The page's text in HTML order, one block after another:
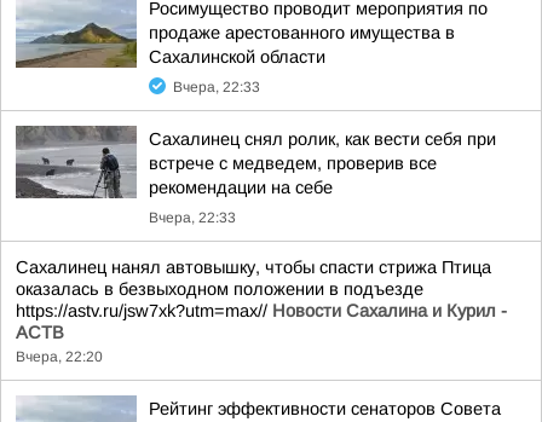
Росимущество проводит мероприятия по
продаже арестованного имущества в
Сахалинской области
Вчера, 22:33
Сахалинец снял ролик, как вести себя при
встрече с медведем, проверив все
рекомендации на себе
Вчера, 22:33
Сахалинец нанял автовышку, чтобы спасти стрижа Птица
оказалась в безвыходном положении в подъезде
https://astv.ru/jsw7xk?utm=max// Новости Сахалина и Курил -
АСТВ
Вчера, 22:20
Рейтинг эффективности сенаторов Совета